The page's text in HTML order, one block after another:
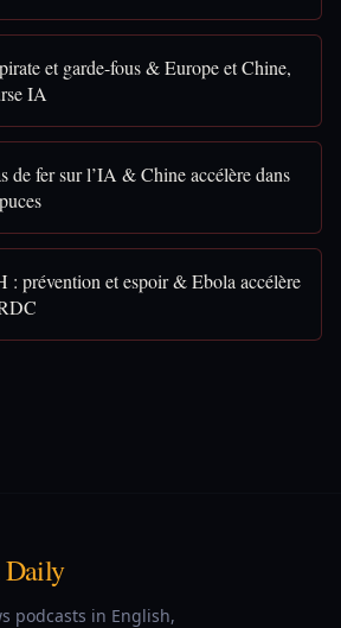
et garde-fous & Europe et Chine,
IA
de fer sur l’IA & Chine accélère dans
: prévention et espoir & Ebola accélère
Daily
podcasts in English,